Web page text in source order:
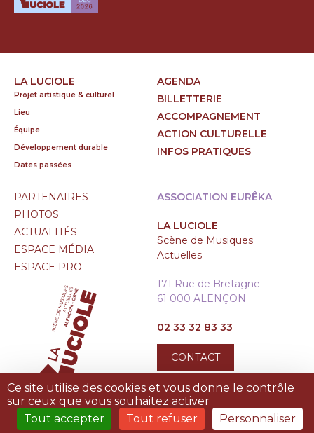
LA LUCIOLE
Projet artistique & culturel
Lieu
Équipe
Développement durable
Dates passées
AGENDA
BILLETTERIE
ACCOMPAGNEMENT
ACTION CULTURELLE
INFOS PRATIQUES
PARTENAIRES
PHOTOS
ACTUALITÉS
ESPACE MÉDIA
ESPACE PRO
ASSOCIATION EURÊKA
LA LUCIOLE
Scène de Musiques
Actuelles
171 Rue de Bretagne
61 000 ALENÇON
02 33 32 83 33
CONTACT
MENTIONS LÉGALES| PLAN DU SITE| TREIZE
Ce site utilise des cookies et vous donne le contrôle
sur ceux que vous souhaitez activer
Tout accepter
Tout refuser Personnaliser